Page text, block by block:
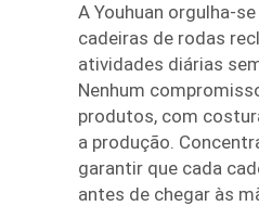
A Youhuan orgulha-
cadeiras de rodas
atividades diárias
Nenhum
produtos, com
a produção.
garantir que cada
antes de chegar às